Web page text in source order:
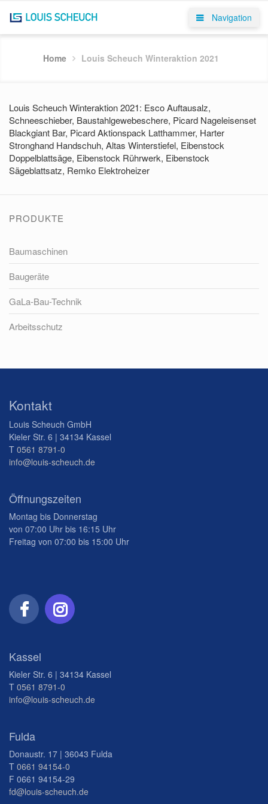
Navigation
Home Louis Scheuch Winteraktion 2021
Louis Scheuch Winteraktion 2021: Esco Auftausalz,
Schneeschieber, Baustahlgewebeschere, Picard Nageleisenset
Blackgiant Bar, Picard Aktionspack Latthammer, Harter
Stronghand Handschuh, Altas Winterstiefel, Eibenstock
Doppelblattsäge, Eibenstock Rührwerk, Eibenstock
Sägeblattsatz, Remko Elektroheizer
PRODUKTE
Baumaschinen
Baugeräte
GaLa-Bau-Technik
Arbeitsschutz
Kontakt
Louis Scheuch GmbH
Kieler Str. 6 | 34134 Kassel
T 0561 8791-0
info@louis-scheuch.de
Öffnungszeiten
Montag bis Donnerstag
von 07:00 Uhr bis 16:15 Uhr
Freitag von 07:00 bis 15:00 Uhr
Kassel
Kieler Str. 6 | 34134 Kassel
T 0561 8791-0
info@louis-scheuch.de
Fulda
Donaustr. 17 | 36043 Fulda
T 0661 94154-0
F 0661 94154-29
fd@louis-scheuch.de